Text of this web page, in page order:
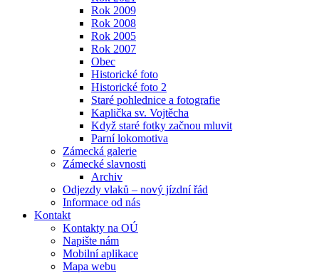
Rok 2009
Rok 2008
Rok 2005
Rok 2007
Obec
Historické foto
Historické foto 2
Staré pohlednice a fotografie
Kaplička sv. Vojtěcha
Když staré fotky začnou mluvit
Parní lokomotiva
Zámecká galerie
Zámecké slavnosti
Archiv
Odjezdy vlaků – nový jízdní řád
Informace od nás
Kontakt
Kontakty na OÚ
Napište nám
Mobilní aplikace
Mapa webu